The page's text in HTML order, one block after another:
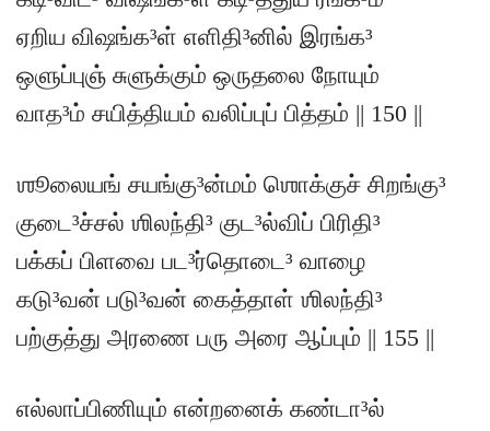
ஏறிய விஷங்க³ள் எளிதி³னில் இரங்க³
ஒளுப்புஞ் சுளுக்கும் ஒருதலை நோயும்
வாத³ம் சயித்தியம் வலிப்புப் பித்தம் || 150 ||
ஶூலையங் சயங்கு³ன்மம் ஶொக்குச் சிறங்கு³
குடை³ச்சல் ஶிலந்தி³ குட³ல்விப் பிரிதி³
பக்கப் பிளவை பட³ர்தொடை³ வாழை
கடு³வன் படு³வன் கைத்தாள் ஶிலந்தி³
பற்குத்து அரணை பரு அரை ஆப்பும் || 155 ||
எல்லாப்பிணியும் என்றனைக் கண்டா³ல்